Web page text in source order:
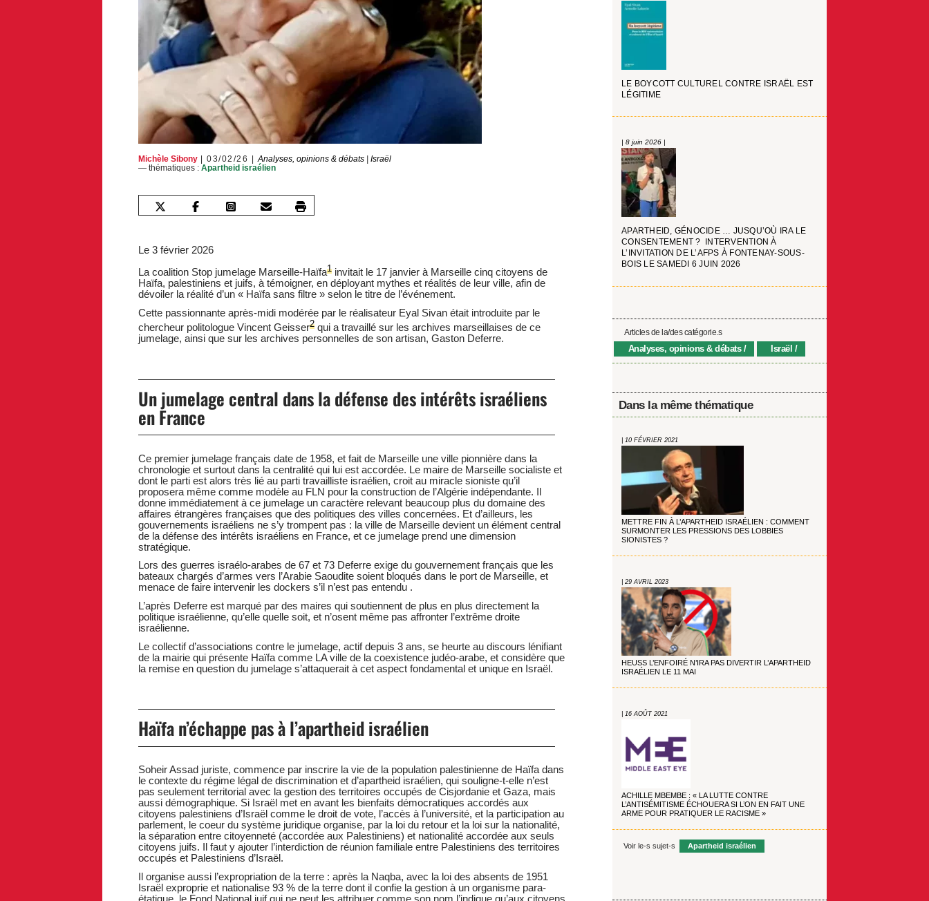
Michèle Sibony 03/02/26 Analyses, opinions & débats| Israël
— thématiques : Apartheid israélien
Le 3 février 2026
La coalition Stop jumelage Marseille-Haïfa1invitait le 17 janvier à Marseille cinq citoyens de
Haïfa, palestiniens et juifs, à témoigner, en déployant mythes et réalités de leur ville, afin de
dévoiler la réalité d’un « Haïfa sans filtre » selon le titre de l’événement.
Cette passionnante après-midi modérée par le réalisateur Eyal Sivan était introduite par le
chercheur politologue Vincent Geisser2qui a travaillé sur les archives marseillaises de ce
jumelage, ainsi que sur les archives personnelles de son artisan, Gaston Deferre.
Un jumelage central dans la défense des intérêts israéliens
en France
Ce premier jumelage français date de 1958, et fait de Marseille une ville pionnière dans la
chronologie et surtout dans la centralité qui lui est accordée. Le maire de Marseille socialiste et
dont le parti est alors très lié au parti travailliste israélien, croit au miracle sioniste qu’il
proposera même comme modèle au FLN pour la construction de l’Algérie indépendante. Il
donne immédiatement à ce jumelage un caractère relevant beaucoup plus du domaine des
affaires étrangères françaises que des politiques des villes concernées. Et d’ailleurs, les
gouvernements israéliens ne s’y trompent pas : la ville de Marseille devient un élément central
de la défense des intérêts israéliens en France, et ce jumelage prend une dimension
stratégique.
Lors des guerres israélo-arabes de 67 et 73 Deferre exige du gouvernement français que les
bateaux chargés d’armes vers l’Arabie Saoudite soient bloqués dans le port de Marseille, et
menace de faire intervenir les dockers s’il n’est pas entendu .
L’après Deferre est marqué par des maires qui soutiennent de plus en plus directement la
politique israélienne, qu’elle quelle soit, et n’osent même pas affronter l’extrême droite
israélienne.
Le collectif d’associations contre le jumelage, actif depuis 3 ans, se heurte au discours lénifiant
de la mairie qui présente Haïfa comme LA ville de la coexistence judéo-arabe, et considère que
la remise en question du jumelage s’attaquerait à cet aspect fondamental et unique en Israël.
Haïfa n’échappe pas à l’apartheid israélien
Soheir Assad juriste, commence par inscrire la vie de la population palestinienne de Haïfa dans
le contexte du régime légal de discrimination et d’apartheid israélien, qui souligne-t-elle n’est
pas seulement territorial avec la gestion des territoires occupés de Cisjordanie et Gaza, mais
aussi démographique. Si Israël met en avant les bienfaits démocratiques accordés aux
citoyens palestiniens d’Israël comme le droit de vote, l’accès à l’université, et la participation au
parlement, le coeur du système juridique organise, par la loi du retour et la loi sur la nationalité,
la séparation entre citoyenneté (accordée aux Palestiniens) et nationalité accordée aux seuls
citoyens juifs. Il faut y ajouter l’interdiction de réunion familiale entre Palestiniens des territoires
occupés et Palestiniens d’Israël.
Il organise aussi l’expropriation de la terre : après la Naqba, avec la loi des absents de 1951
Israël exproprie et nationalise 93 % de la terre dont il confie la gestion à un organisme para-
étatique, le Fond National juif qui ne peut les attribuer comme son nom l’indique qu’aux citoyens
LE BOYCOTT CULTUREL CONTRE ISRAËL EST
LÉGITIME
| 8 juin 2026 |
APARTHEID, GÉNOCIDE … JUSQU’OÙ IRA LE
CONSENTEMENT ? INTERVENTION À
L’INVITATION DE L’AFPS À FONTENAY-SOUS-
BOIS LE SAMEDI 6 JUIN 2026
Articles de la/des catégorie.s
Analyses, opinions & débats Israël
Dans la même thématique
| 10 FÉVRIER 2021
METTRE FIN À L’APARTHEID ISRAÉLIEN : COMMENT
SURMONTER LES PRESSIONS DES LOBBIES
SIONISTES ?
| 29 AVRIL 2023
HEUSS L’ENFOIRÉ N’IRA PAS DIVERTIR L’APARTHEID
ISRAÉLIEN LE 11 MAI
| 16 AOÛT 2021
ACHILLE MBEMBE : « LA LUTTE CONTRE
L’ANTISÉMITISME ÉCHOUERA SI L’ON EN FAIT UNE
ARME POUR PRATIQUER LE RACISME »
Voir le-s sujet-s Apartheid israélien